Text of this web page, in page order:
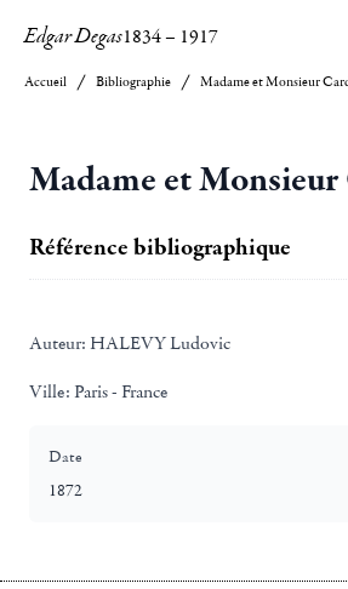
Edgar Degas1834– 1917
Accueil Bibliographie Madame et Monsieur
Madame et
Référence bibliographique
Auteur: HALEVY Ludovic
Ville: Paris - France
Date
1872